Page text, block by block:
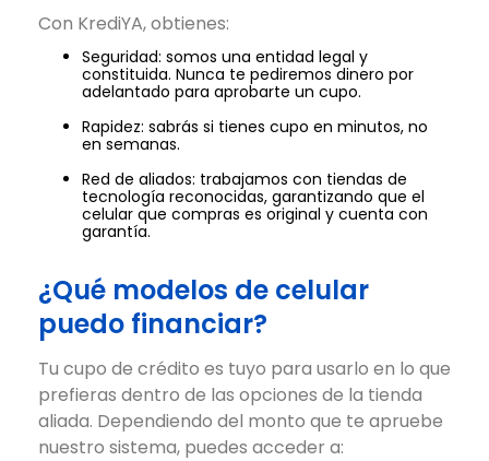
Con KrediYA, obtienes:
Seguridad: somos una entidad legal y
constituida. Nunca te pediremos dinero por
adelantado para aprobarte un cupo.
Rapidez: sabrás si tienes cupo en minutos, no
en semanas.
Red de aliados: trabajamos con tiendas de
tecnología reconocidas, garantizando que el
celular que compras es original y cuenta con
garantía.
¿Qué modelos de celular
puedo financiar?
Tu cupo de crédito es tuyo para usarlo en lo que
prefieras dentro de las opciones de la tienda
aliada. Dependiendo del monto que te apruebe
nuestro sistema, puedes acceder a: